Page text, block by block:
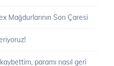
Mağdurlarının Son Çaresi
paramı nasıl geri